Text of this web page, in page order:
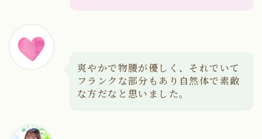
爽やかで物腰が優しく、それでいて
フランクな部分もあり自然体で素敵
な方だなと思いました。